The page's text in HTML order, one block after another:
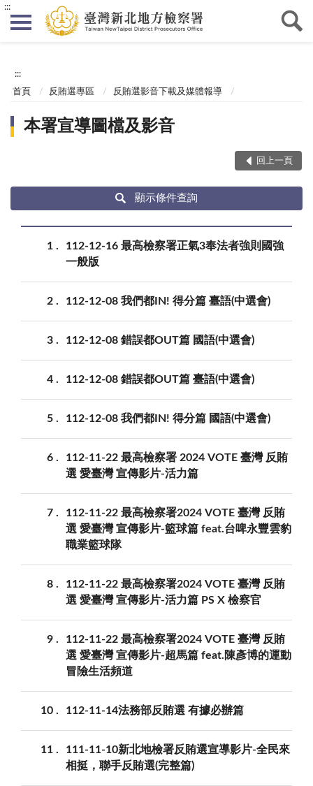
:::
:::
首頁 反賄選專區 反賄選影音下載及媒體報導
本署宣導圖檔及影音
回上一頁
顯示條件查詢
1
112-12-16 最高檢察署正氣3奉法者強則國強
一般版
2 112-12-08 我們都IN! 得分篇 臺語(中選會)
3 112-12-08 錯誤都OUT篇 國語(中選會)
4 112-12-08 錯誤都OUT篇 臺語(中選會)
5 112-12-08 我們都IN! 得分篇 國語(中選會)
6
112-11-22 最高檢察署 2024 VOTE 臺灣 反賄
選 愛臺灣 宣傳影片-活力篇
7
112-11-22 最高檢察署2024 VOTE 臺灣 反賄
選 愛臺灣 宣傳影片-籃球篇 feat.台啤永豐雲豹
職業籃球隊
8
112-11-22 最高檢察署2024 VOTE 臺灣 反賄
選 愛臺灣 宣傳影片-活力篇 PS X 檢察官
9
112-11-22 最高檢察署2024 VOTE 臺灣 反賄
選 愛臺灣 宣傳影片-超馬篇 feat.陳彥博的運動
冒險生活頻道
10 112-11-14法務部反賄選 有據必辦篇
11
111-11-10新北地檢署反賄選宣導影片-全民來
相挺，聯手反賄選(完整篇)